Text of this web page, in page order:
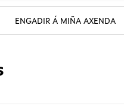
ENGADIR Á MIÑA AXENDA